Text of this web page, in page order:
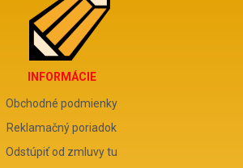
INFORMÁCIE
Obchodné podmienky
Reklamačný poriadok
Odstúpiť od zmluvy tu